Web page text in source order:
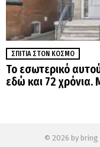
ΣΠΊΤΙΑ ΣΤΟΝ ΚΌΣΜΟ
Το εσωτερικό
εδώ και 72 χρόνια.
© 2026 by